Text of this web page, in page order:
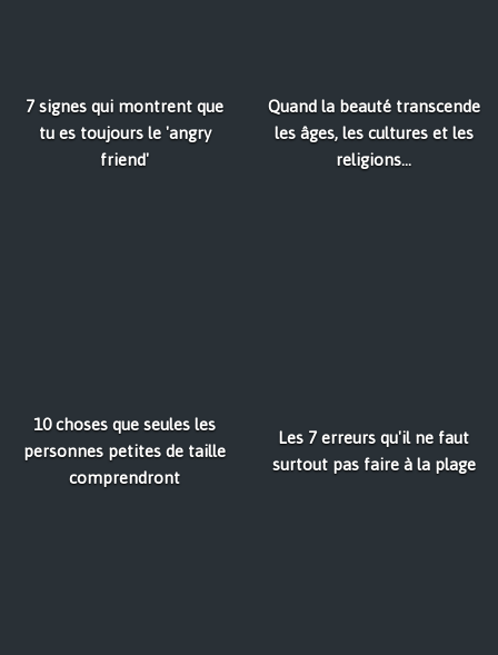
7 signes qui montrent que
tu es toujours le 'angry
friend'
Quand la beauté transcende
les âges, les cultures et les
religions...
10 choses que seules les
personnes petites de taille
comprendront
Les 7 erreurs qu'il ne faut
surtout pas faire à la plage